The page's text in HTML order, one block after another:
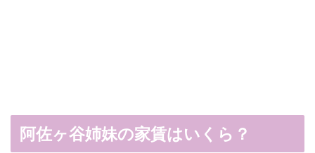
阿佐ヶ谷姉妹の家賃はいくら？